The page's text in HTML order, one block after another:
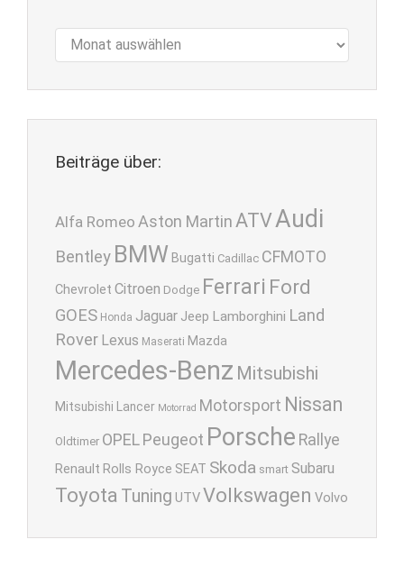
Beiträge über:
Alfa Romeo Aston MartinATVAudi
Bentley BMW Bugatti Cadillac CFMOTO
Chevrolet Citroen Dodge Ferrari Ford
GOES Honda Jaguar Jeep Lamborghini Land
Rover Lexus Maserati Mazda
Mercedes-Benz Mitsubishi
Mitsubishi Lancer Motorrad Motorsport Nissan
Oldtimer OPELPeugeot Porsche Rallye
Renault Rolls Royce SEAT Skoda smart Subaru
Toyota Tuning UTVVolkswagen Volvo